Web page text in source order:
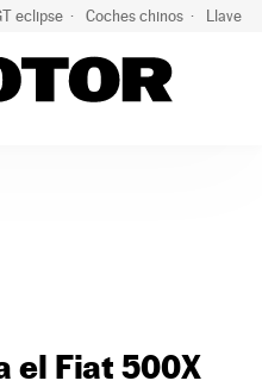
eclipse Coches chinos Llaves
el Fiat 500X